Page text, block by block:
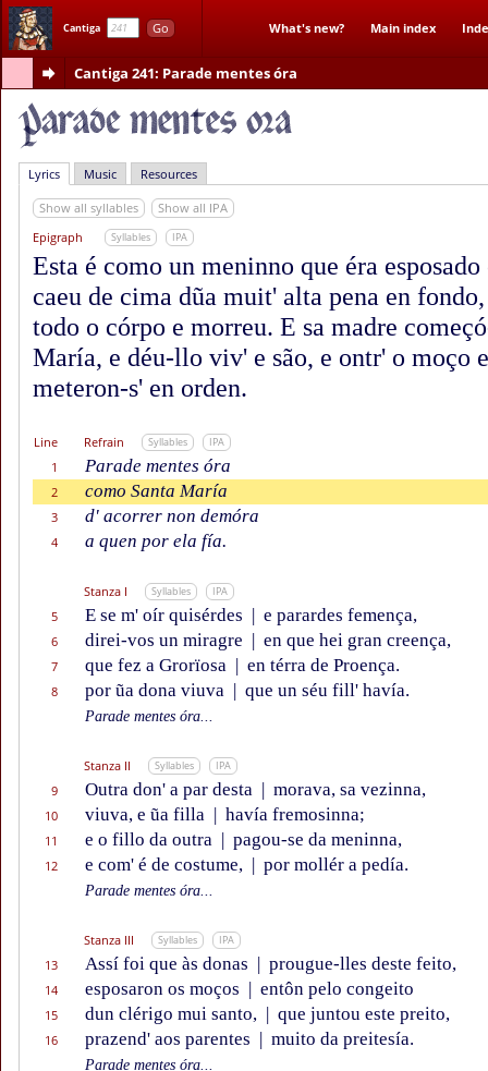
Cantiga Go What's new? Main index
Cantiga 241: Parade mentes óra
Lyrics Music Resources
Show all syllables
Show all IPA
Epigraph
Syllables IPA
Esta é como un meninno que éra
caeu de cima dũa muit' alta pena en
todo o córpo e morreu. E sa madre
María, e déu-llo viv' e são, e ontr' o moço e
meteron-s' en orden.
Line Refrain Syllables IPA
1 Parade mentes óra
2 como Santa María
3 d' acorrer non demóra
4 a quen por ela fía.
Stanza I Syllables IPA
5 E se m' oír quisérdes | e parardes femença,
6 direi-vos un miragre | en que hei gran creença,
7 que fez a Grorïosa | en térra de Proença.
8 por ũa dona viuva | que un séu fill' havía.
Parade mentes óra...
Stanza II Syllables IPA
9 Outra don' a par desta | morava, sa vezinna,
10 viuva, e ũa filla | havía fremosinna;
11 e o fillo da outra | pagou-se da meninna,
12 e com' é de costume, | por mollér a pedía.
Parade mentes óra...
Stanza III Syllables IPA
13 Assí foi que às donas | prougue-lles deste feito,
14 esposaron os moços | entôn pelo congeito
15 dun clérigo mui santo, | que juntou este preito,
16 prazend' aos parentes | muito da preitesía.
Parade mentes óra...